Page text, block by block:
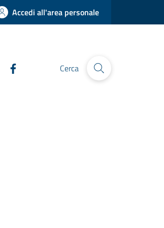
Accedi all'area personale
Cerca